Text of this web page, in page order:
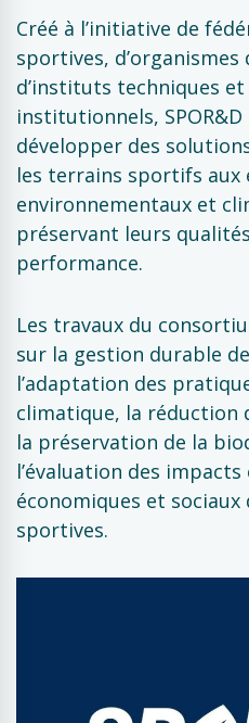
Créé à l’initiative de
sportives, d’organismes
d’instituts techniques
institutionnels,
développer des
les terrains sportifs aux
environnementaux et
préservant leurs
performance.
Les travaux du
sur la gestion durable
l’adaptation des
climatique, la réduction
la préservation de la
l’évaluation des
économiques et
sportives.